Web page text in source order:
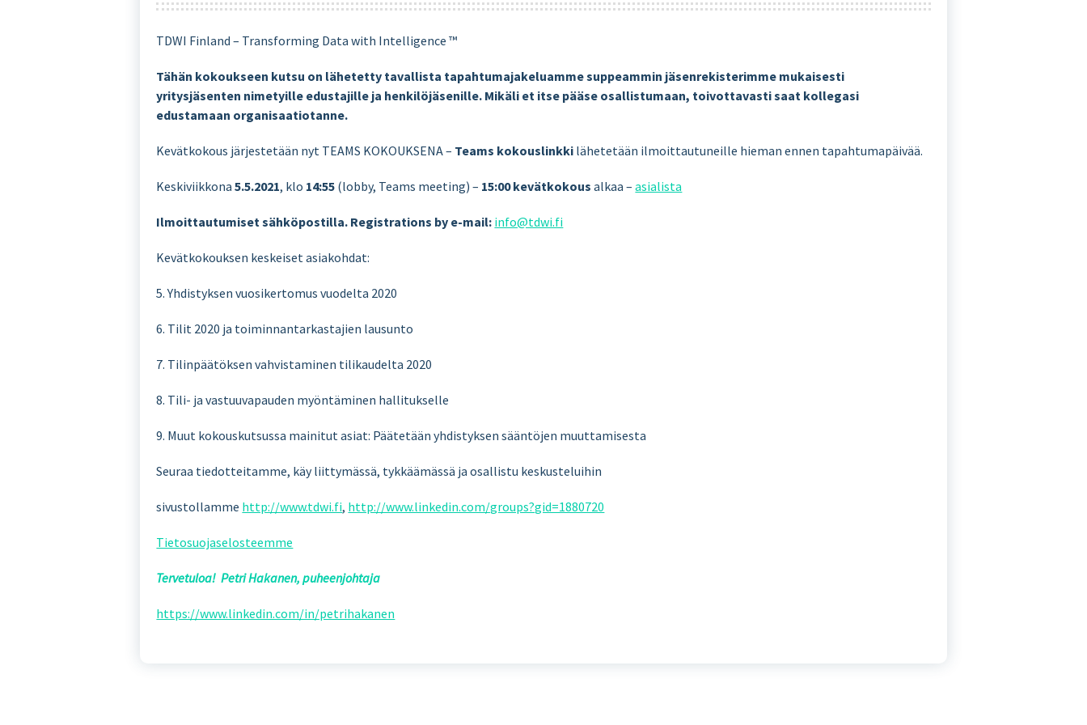
TDWI Finland – Transforming Data with Intelligence ™
Tähän kokoukseen kutsu on lähetetty tavallista tapahtumajakeluamme suppeammin jäsenrekisterimme mukaisesti
yritysjäsenten nimetyille edustajille ja henkilöjäsenille. Mikäli et itse pääse osallistumaan, toivottavasti saat kollegasi
edustamaan organisaatiotanne.
Kevätkokous järjestetään nyt TEAMS KOKOUKSENA – Teams kokouslinkki lähetetään ilmoittautuneille hieman ennen tapahtumapäivää.
Keskiviikkona5.5.2021, klo 14:55 (lobby, Teams meeting) – 15:00 kevätkokous alkaa –asialista
Ilmoittautumiset sähköpostilla. Registrations by e-mail: info@tdwi.fi
Kevätkokouksen keskeiset asiakohdat:
5. Yhdistyksen vuosikertomus vuodelta 2020
6. Tilit 2020 ja toiminnantarkastajien lausunto
7. Tilinpäätöksen vahvistaminen tilikaudelta 2020
8. Tili- ja vastuuvapauden myöntäminen hallitukselle
9. Muut kokouskutsussa mainitut asiat: Päätetään yhdistyksen sääntöjen muuttamisesta
Seuraa tiedotteitamme, käy liittymässä, tykkäämässä ja osallistu keskusteluihin
sivustollamme http://www.tdwi.fi, http://www.linkedin.com/groups?gid=1880720
Tietosuojaselosteemme
Tervetuloa! Petri Hakanen, puheenjohtaja
https://www.linkedin.com/in/petrihakanen